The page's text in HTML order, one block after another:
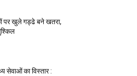
पर खुले गड्ढे बने खतरा,
सेवाओं का विस्तार :